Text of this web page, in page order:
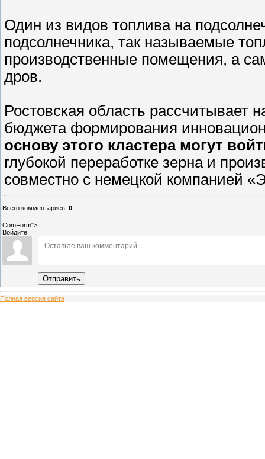
Один из видов топлива на
подсолнечника, так называемые
производственные помещения, а
дров.
Ростовская область рассчитывает
бюджета формирования
основу этого кластера могут
глубокой переработке зерна и
совместно с немецкой компанией
Всего комментариев: 0
ComForm">
Войдите:
Отправить
Полная версия сайта